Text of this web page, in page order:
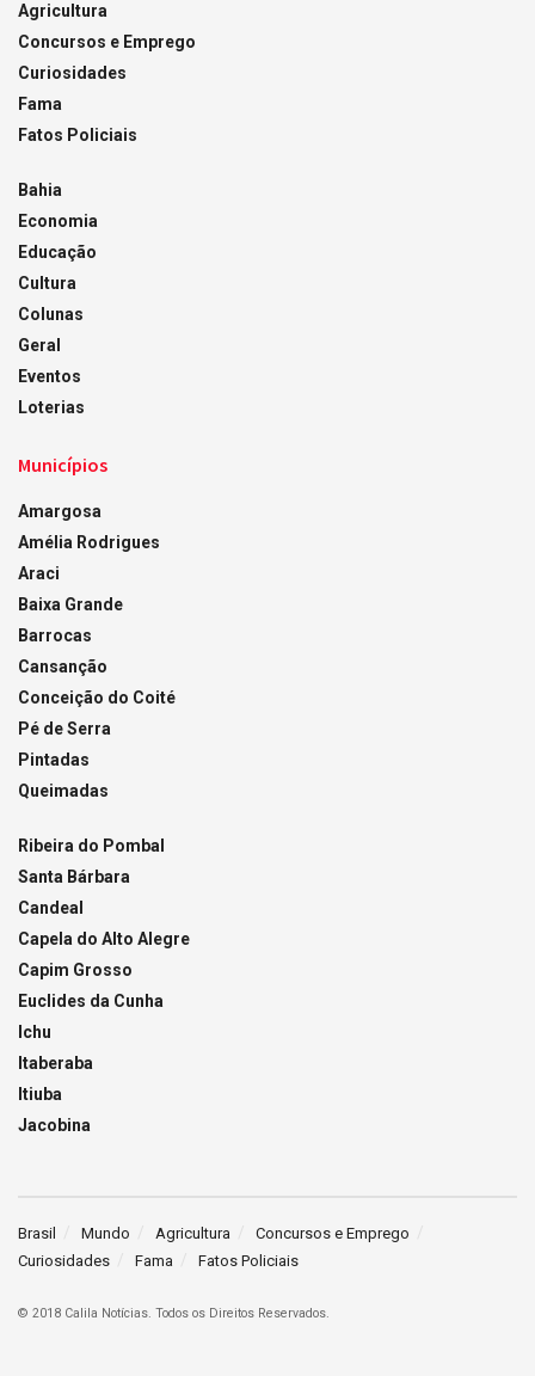
Agricultura
Concursos e Emprego
Curiosidades
Fama
Fatos Policiais
Bahia
Economia
Educação
Cultura
Colunas
Geral
Eventos
Loterias
Municípios
Amargosa
Amélia Rodrigues
Araci
Baixa Grande
Barrocas
Cansanção
Conceição do Coité
Pé de Serra
Pintadas
Queimadas
Ribeira do Pombal
Santa Bárbara
Candeal
Capela do Alto Alegre
Capim Grosso
Euclides da Cunha
Ichu
Itaberaba
Itiuba
Jacobina
Brasil Mundo Agricultura
Concursos e Emprego
Curiosidades
Fama Fatos Policiais
© 2018 Calila Notícias. Todos os Direitos Reservados.